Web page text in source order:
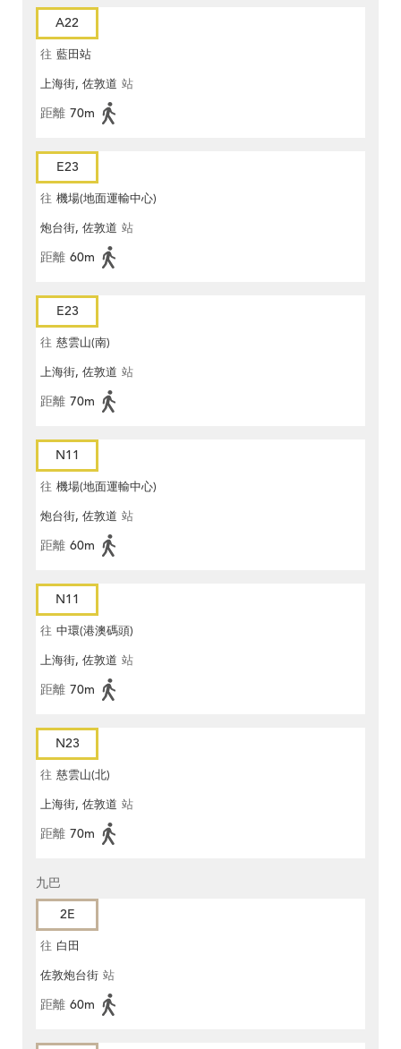
A22
往 藍田站
上海街, 佐敦道 站
距離 70m
E23
往 機場(地面運輸中心)
炮台街, 佐敦道 站
距離 60m
E23
往 慈雲山(南)
上海街, 佐敦道 站
距離 70m
N11
往 機場(地面運輸中心)
炮台街, 佐敦道 站
距離 60m
N11
往 中環(港澳碼頭)
上海街, 佐敦道 站
距離 70m
N23
往 慈雲山(北)
上海街, 佐敦道 站
距離 70m
九巴
2E
往 白田
佐敦炮台街 站
距離 60m